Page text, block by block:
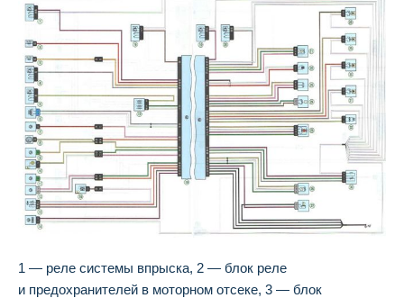
1 — реле системы впрыска, 2 — блок реле
и предохранителей в моторном отсеке, 3 — блок